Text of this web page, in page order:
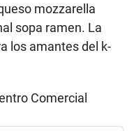
mozzarella
sopa ramen. La
los amantes del k-
Comercial